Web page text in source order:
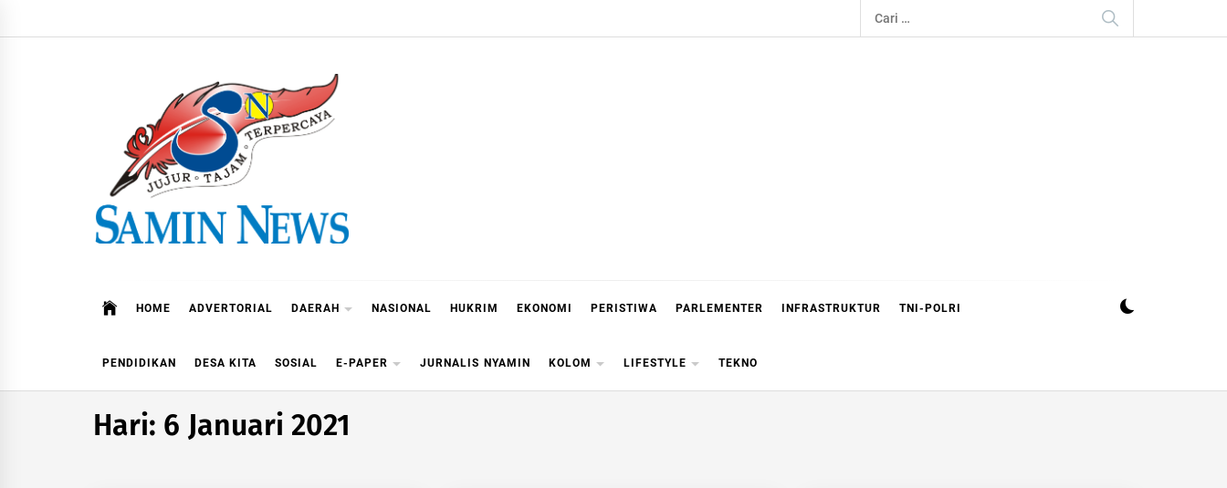
to
Cari
untuk:
HOME ADVERTORIAL DAERAH NASIONAL HUKRIM EKONOMI PERISTIWA PARLEMENTER INFRASTRUKTUR TNI-POLRI
PENDIDIKAN DESA KITA SOSIAL E-PAPER JURNALIS NYAMIN KOLOM LIFESTYLE TEKNO
Hari: 6 Januari 2021